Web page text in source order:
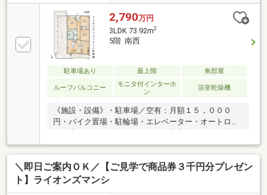
2,790万円
3LDK 73.92m2
5階 南西
駐車場あり 最上階 角部屋
ルーフバルコニー
モニタ付インターホ
ン
浴室乾燥機
《施設・設備》・駐車場／空有：月額１５，０００
円・バイク置場・駐輪場・エレベーター・オートロッ
月上旬終了予定・キッチン交換〈Ｗ２４００・食洗
機〉・浴室交換〈１４１８〉・洗面化粧台交換・トイ
レ交換・排水管・給水、給湯管交換・エアコン設置・
照明器具交換・建具交換・フローリング張替・フロア
＼即日ご案内ＯＫ／【ご見学で商品券３千円分プレゼン
ト】ライオンズマンシ